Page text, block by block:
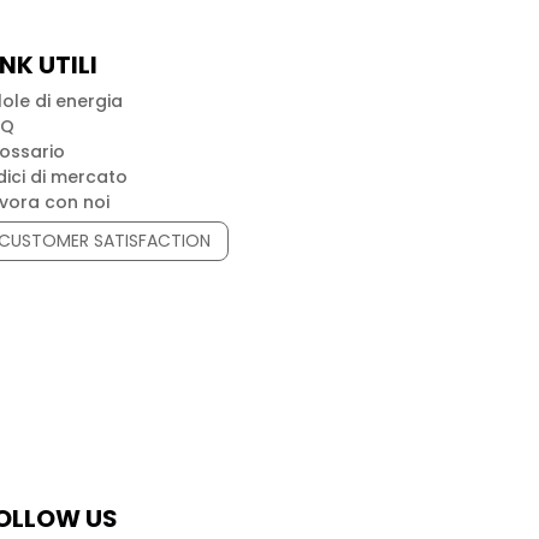
UTILI
di energia
di mercato
con noi
SATISFACTION
US